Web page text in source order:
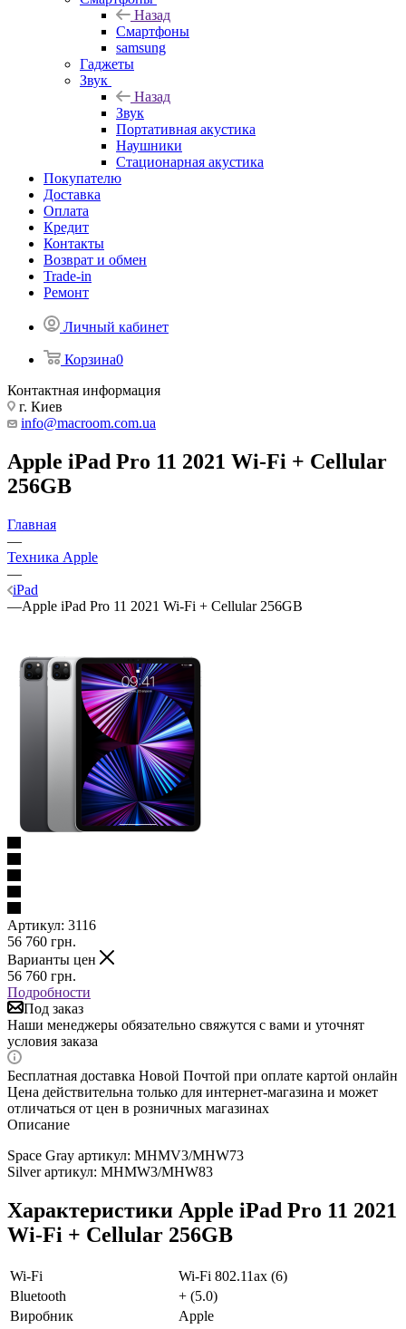
Назад
Смартфоны
samsung
Гаджеты
Звук
Назад
Звук
Портативная акустика
Наушники
Стационарная акустика
Покупателю
Доставка
Оплата
Кредит
Контакты
Возврат и обмен
Trade-in
Ремонт
Личный кабинет
Корзина0
Контактная информация
г. Киев
info@macroom.com.ua
Apple iPad Pro 11 2021 Wi-Fi + Cellular
256GB
Главная
—
Техника Apple
—
iPad
—Apple iPad Pro 11 2021 Wi-Fi + Cellular 256GB
Артикул: 3116
56 760 грн.
Варианты цен
56 760 грн.
Подробности
Под заказ
Наши менеджеры обязательно свяжутся с вами и уточнят
условия заказа
Бесплатная доставка Новой Почтой при оплате картой онлайн
Цена действительна только для интернет-магазина и может
отличаться от цен в розничных магазинах
Описание
Space Gray артикул: MHMV3/MHW73
Silver артикул: MHMW3/MHW83
Характеристики Apple iPad Pro 11 2021
Wi-Fi + Cellular 256GB
Wi-Fi
Wi-Fi 802.11ax (6)
Bluetooth
+ (5.0)
Виробник
Apple